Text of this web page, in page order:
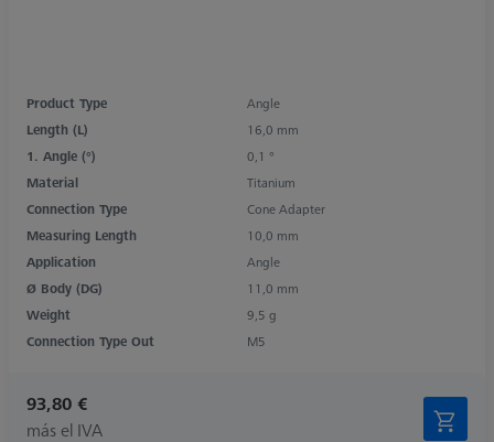
Product Type
Angle
Length (L)
16,0 mm
1. Angle (°)
0,1 °
Material
Titanium
Connection Type
Cone Adapter
Measuring Length
10,0 mm
Application
Angle
Ø Body (DG)
11,0 mm
Weight
9,5 g
Connection Type Out
M5
93,80 €
más el IVA